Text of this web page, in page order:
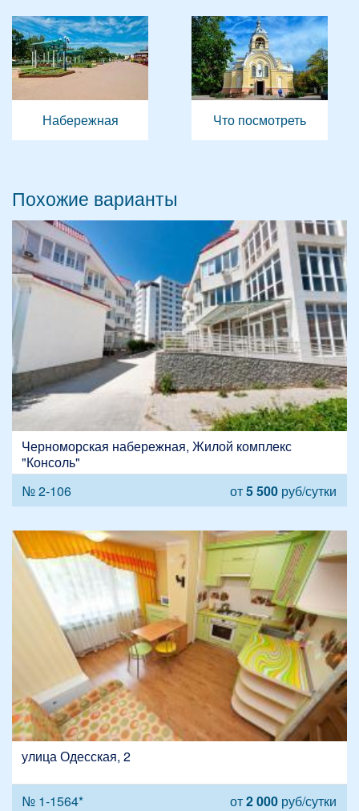
Набережная Что посмотреть
Похожие варианты
Черноморская набережная, Жилой комплекс
"Консоль"
№ 2-106
от5 500 руб/сутки
улица Одесская, 2
№ 1-1564* от2 000 руб/сутки